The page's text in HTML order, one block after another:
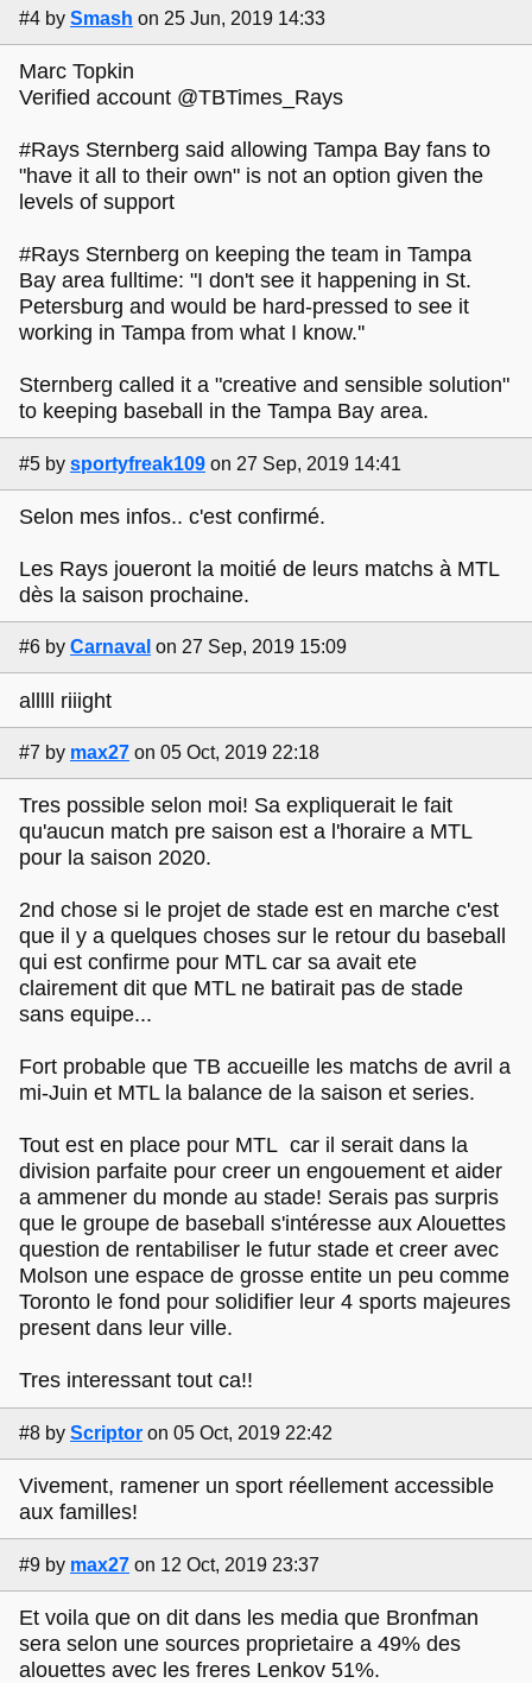
#4 by Smash on 25 Jun, 2019 14:33
Marc Topkin
‏Verified account @TBTimes_Rays
#Rays Sternberg said allowing Tampa Bay fans to
"have it all to their own" is not an option given the
levels of support
#Rays Sternberg on keeping the team in Tampa
Bay area fulltime: "I don't see it happening in St.
Petersburg and would be hard-pressed to see it
working in Tampa from what I know.''
Sternberg called it a "creative and sensible solution"
to keeping baseball in the Tampa Bay area.
#5 by sportyfreak109 on 27 Sep, 2019 14:41
Selon mes infos.. c'est confirmé.
Les Rays joueront la moitié de leurs matchs à MTL
dès la saison prochaine.
#6 by Carnaval on 27 Sep, 2019 15:09
alllll riiight
#7 by max27 on 05 Oct, 2019 22:18
Tres possible selon moi! Sa expliquerait le fait
qu'aucun match pre saison est a l'horaire a MTL
pour la saison 2020.
2nd chose si le projet de stade est en marche c'est
que il y a quelques choses sur le retour du baseball
qui est confirme pour MTL car sa avait ete
clairement dit que MTL ne batirait pas de stade
sans equipe...
Fort probable que TB accueille les matchs de avril a
mi-Juin et MTL la balance de la saison et series.
Tout est en place pour MTL car il serait dans la
division parfaite pour creer un engouement et aider
a ammener du monde au stade! Serais pas surpris
que le groupe de baseball s'intéresse aux Alouettes
question de rentabiliser le futur stade et creer avec
Molson une espace de grosse entite un peu comme
Toronto le fond pour solidifier leur 4 sports majeures
present dans leur ville.
Tres interessant tout ca!!
#8 by Scriptor on 05 Oct, 2019 22:42
Vivement, ramener un sport réellement accessible
aux familles!
#9 by max27 on 12 Oct, 2019 23:37
Et voila que on dit dans les media que Bronfman
sera selon une sources proprietaire a 49% des
alouettes avec les freres Lenkov 51%.